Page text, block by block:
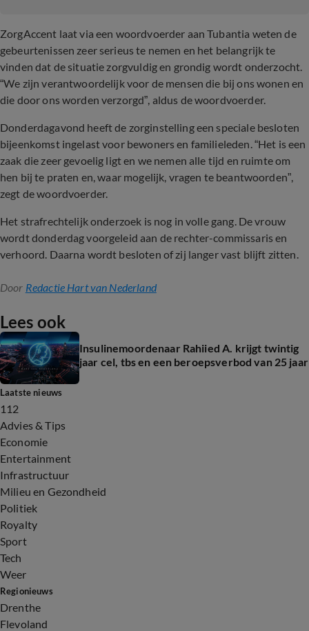
ZorgAccent laat via een woordvoerder aan Tubantia weten de
gebeurtenissen zeer serieus te nemen en het belangrijk te
vinden dat de situatie zorgvuldig en grondig wordt onderzocht.
“We zijn verantwoordelijk voor de mensen die bij ons wonen en
die door ons worden verzorgd”, aldus de woordvoerder.
Donderdagavond heeft de zorginstelling een speciale besloten
bijeenkomst ingelast voor bewoners en familieleden. “Het is een
zaak die zeer gevoelig ligt en we nemen alle tijd en ruimte om
hen bij te praten en, waar mogelijk, vragen te beantwoorden”,
zegt de woordvoerder.
Het strafrechtelijk onderzoek is nog in volle gang. De vrouw
wordt donderdag voorgeleid aan de rechter-commissaris en
verhoord. Daarna wordt besloten of zij langer vast blijft zitten.
Door Redactie Hart van Nederland
Lees ook
Insulinemoordenaar Rahiied A. krijgt twintig
jaar cel, tbs en een beroepsverbod van 25 jaar
Laatste nieuws
112
Advies & Tips
Economie
Entertainment
Infrastructuur
Milieu en Gezondheid
Politiek
Royalty
Sport
Tech
Weer
Regionieuws
Drenthe
Flevoland